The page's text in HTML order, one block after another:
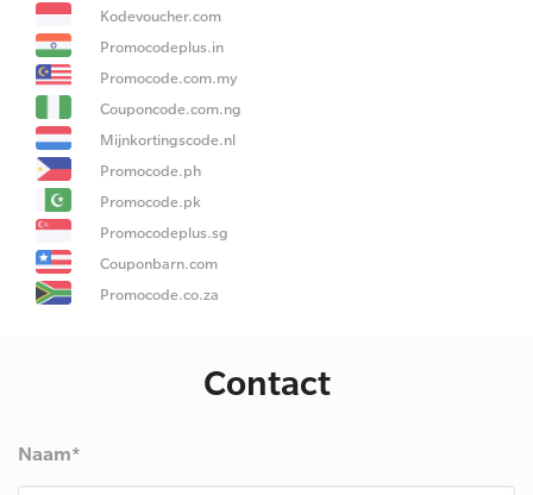
Kodevoucher.com
Promocodeplus.in
Promocode.com.my
Couponcode.com.ng
Mijnkortingscode.nl
Promocode.ph
Promocode.pk
Promocodeplus.sg
Couponbarn.com
Promocode.co.za
Contact
Naam*